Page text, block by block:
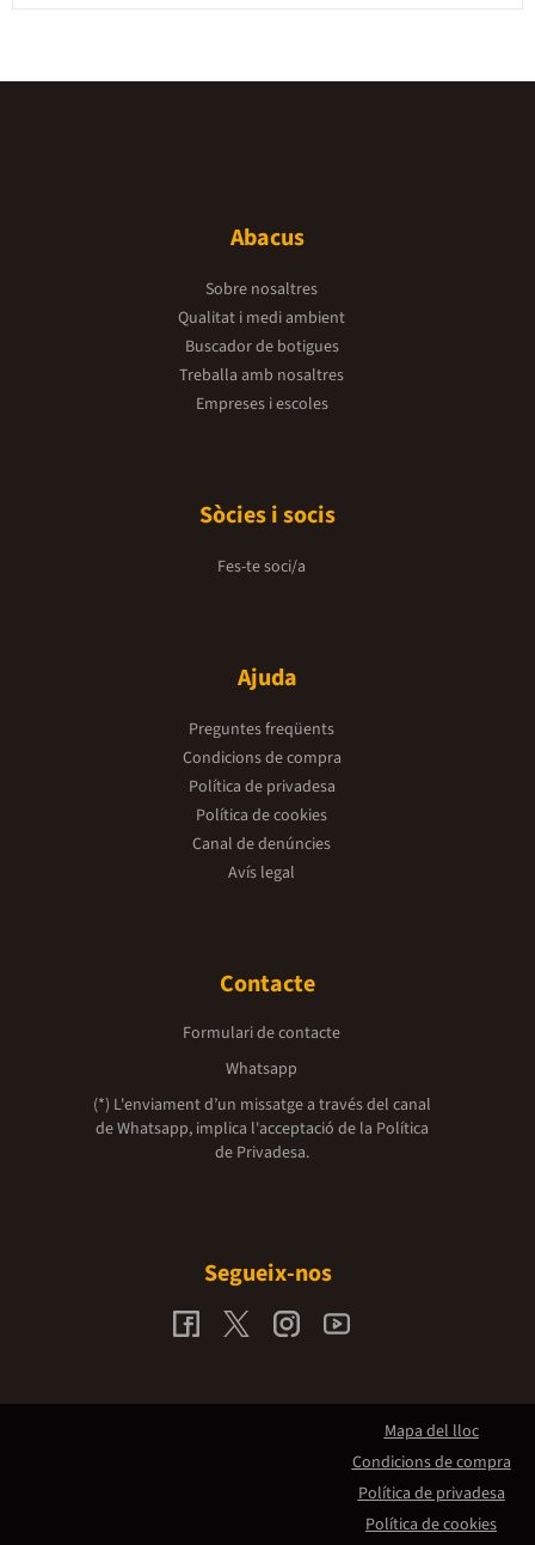
Abacus
Sobre nosaltres
Qualitat i medi ambient
Buscador de botigues
Treballa amb nosaltres
Empreses i escoles
Sòcies i socis
Fes-te soci/a
Ajuda
Preguntes freqüents
Condicions de compra
Política de privadesa
Política de cookies
Canal de denúncies
Avís legal
Contacte
Formulari de contacte
Whatsapp
(*) L'enviament d’un missatge a través del canal
de Whatsapp, implica l'acceptació de la Política
de Privadesa.
Segueix-nos
Mapa del lloc
Condicions de compra
Política de privadesa
Política de cookies